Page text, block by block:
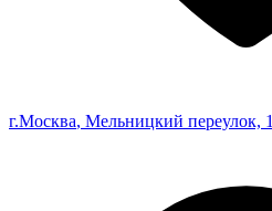
г.Москва, Мельницкий переулок, 1